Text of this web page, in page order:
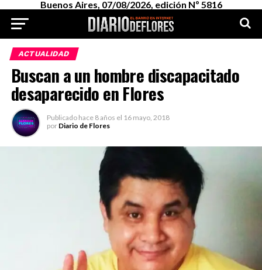
Buenos Aires, 07/08/2026, edición Nº 5816
ACTUALIDAD
Buscan a un hombre discapacitado
desaparecido en Flores
Publicado hace 8 años el 16 mayo, 2018
por Diario de Flores